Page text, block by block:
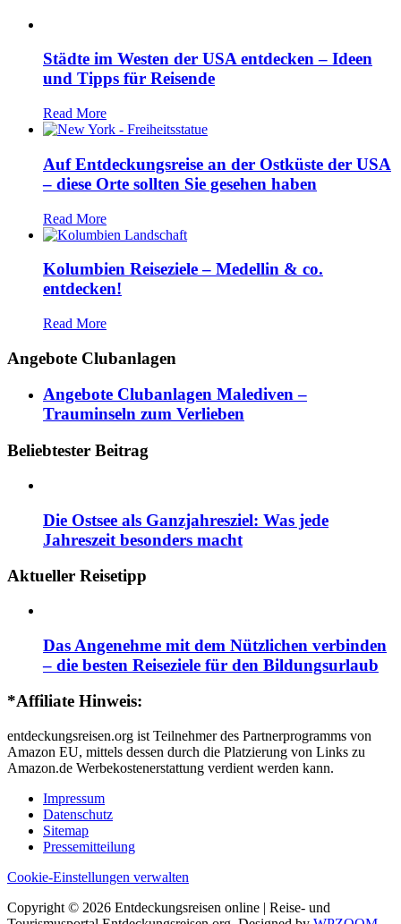
Städte im Westen der USA entdecken – Ideen
und Tipps für Reisende
Read More
Auf Entdeckungsreise an der Ostküste der USA
– diese Orte sollten Sie gesehen haben
Read More
Kolumbien Reiseziele – Medellin & co.
entdecken!
Read More
Angebote Clubanlagen
Angebote Clubanlagen Malediven –
Trauminseln zum Verlieben
Beliebtester Beitrag
Die Ostsee als Ganzjahresziel: Was jede
Jahreszeit besonders macht
Aktueller Reisetipp
Das Angenehme mit dem Nützlichen verbinden
– die besten Reiseziele für den Bildungsurlaub
*Affiliate Hinweis:
entdeckungsreisen.org ist Teilnehmer des Partnerprogramms von
Amazon EU, mittels dessen durch die Platzierung von Links zu
Amazon.de Werbekostenerstattung verdient werden kann.
Impressum
Datenschutz
Sitemap
Pressemitteilung
Cookie-Einstellungen verwalten
Copyright © 2026 Entdeckungsreisen online | Reise- und